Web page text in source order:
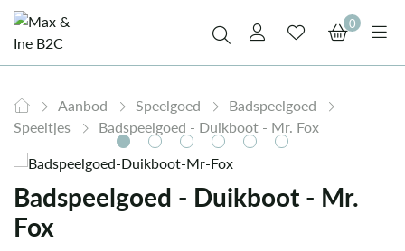
0
Aanbod Speelgoed
Badspeelgoed
Speeltjes
Badspeelgoed - Duikboot - Mr. Fox
Badspeelgoed - Duikboot - Mr.
Fox